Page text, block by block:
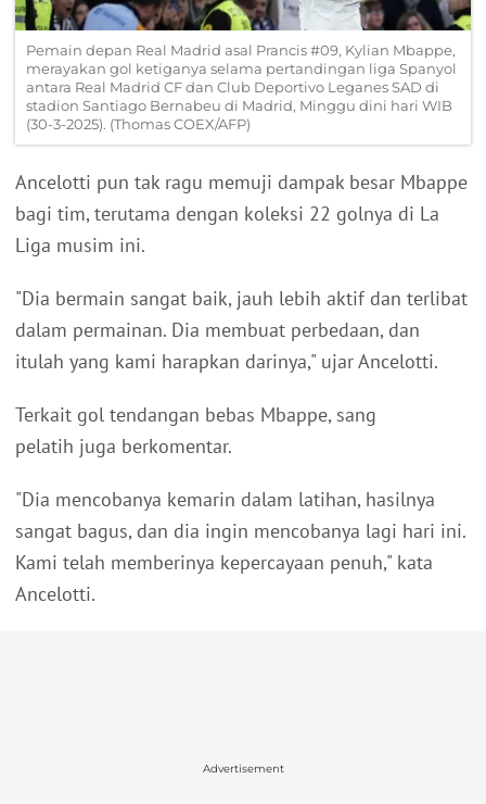
Pemain depan Real Madrid asal Prancis #09, Kylian Mbappe,
merayakan gol ketiganya selama pertandingan liga Spanyol
antara Real Madrid CF dan Club Deportivo Leganes SAD di
stadion Santiago Bernabeu di Madrid, Minggu dini hari WIB
(30-3-2025). (Thomas COEX/AFP)
Ancelotti pun tak ragu memuji dampak besar Mbappe
bagi tim, terutama dengan koleksi 22 golnya di La
Liga musim ini.
"Dia bermain sangat baik, jauh lebih aktif dan terlibat
dalam permainan. Dia membuat perbedaan, dan
itulah yang kami harapkan darinya," ujar Ancelotti.
Terkait gol tendangan bebas Mbappe, sang
pelatih juga berkomentar.
"Dia mencobanya kemarin dalam latihan, hasilnya
sangat bagus, dan dia ingin mencobanya lagi hari ini.
Kami telah memberinya kepercayaan penuh," kata
Ancelotti.
Advertisement